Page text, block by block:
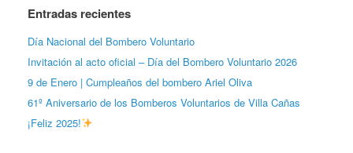
Entradas recientes
Día Nacional del Bombero Voluntario
Invitación al acto oficial – Día del Bombero Voluntario 2026
9 de Enero | Cumpleaños del bombero Ariel Oliva
61º Aniversario de los Bomberos Voluntarios de Villa Cañas
¡Feliz 2025!